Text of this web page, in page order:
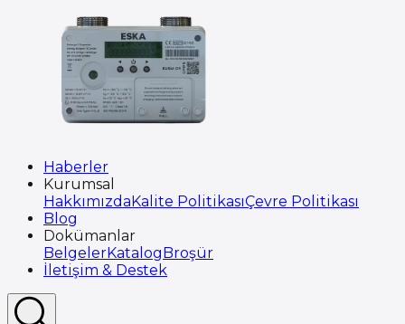
Haberler
Kurumsal
HakkımızdaKalite PolitikasıÇevre Politikası
Blog
Dokümanlar
BelgelerKatalogBroşür
İletişim & Destek